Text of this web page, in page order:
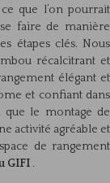
que l’on pourrait
faire de manière
étapes clés. Nous
récalcitrant et
élégant et
et confiant dans
que le montage de
activité agréable et
de rangement
GIFI .